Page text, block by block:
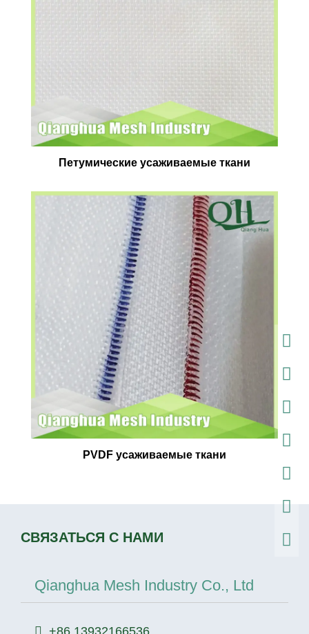
Петумические усаживаемые ткани
PVDF усаживаемые ткани
СВЯЗАТЬСЯ С НАМИ
Qianghua Mesh Industry Co., Ltd
+86 13932166536